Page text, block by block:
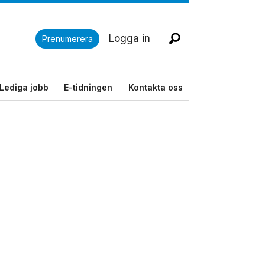
Prenumerera Logga in
Lediga jobb E-tidningen Kontakta oss